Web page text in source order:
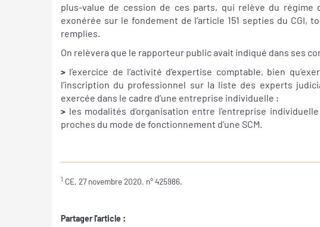
plus-value de cession de ces parts, qui relève du régime
exonérée sur le fondement de l’article 151 septies du CGI,
remplies.
On relèvera que le rapporteur public avait indiqué dans ses
> l’exercice de l’activité d’expertise comptable, bien
l’inscription du professionnel sur la liste des experts
exercée dans le cadre d’une entreprise individuelle ;
> les modalités d’organisation entre l’entreprise
proches du mode de fonctionnement d’une SCM.
1 CE, 27 novembre 2020, n° 425986.
Partager l'article :